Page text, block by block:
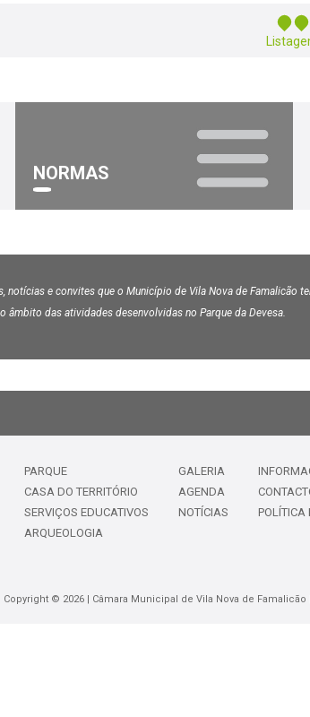
NORMAS
notícias e convites que o Município de Vila Nova de Famalicão
âmbito das atividades desenvolvidas no Parque da Devesa.
PARQUE
CASA DO TERRITÓRIO
SERVIÇOS EDUCATIVOS
ARQUEOLOGIA
GALERIA
AGENDA
NOTÍCIAS
POLÍTICA
Copyright © 2026 | Câmara Municipal de Vila Nova de